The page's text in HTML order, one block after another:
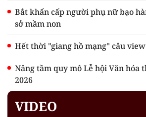
Bắt khẩn cấp người phụ nữ bạo
sở mầm non
Hết thời "giang hồ mạng" câu
Nâng tầm quy mô Lễ hội Văn hóa
2026
VIDEO